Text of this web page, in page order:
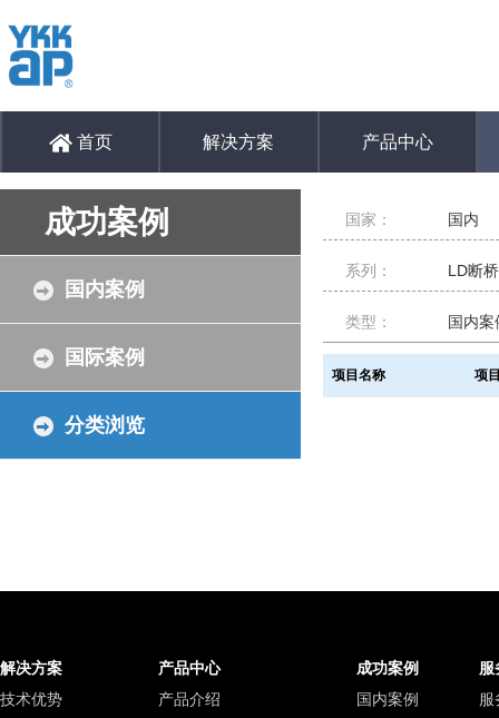
首页 解决方案 产品中心
成功案例
国内案例
国际案例
分类浏览
国家： 国内
系列： LD断
类型： 国内案
项目名称 项
解决方案 产品中心 成功案例
服
技术优势
产品介绍 国内案例
服